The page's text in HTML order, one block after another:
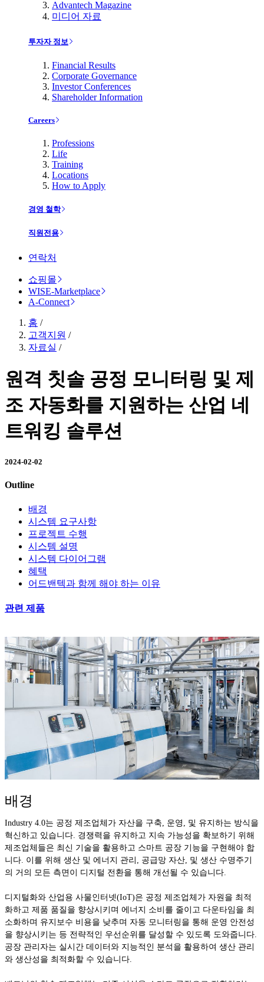
Advantech Magazine
미디어 자료
투자자 정보
Financial Results
Corporate Governance
Investor Conferences
Shareholder Information
Careers
Professions
Life
Training
Locations
How to Apply
경영 철학
직원전용
연락처
쇼핑몰
WISE-Marketplace
A-Connect
홈 /
고객지원 /
자료실 /
원격 칫솔 공정 모니터링 및 제
조 자동화를 지원하는 산업 네
트워킹 솔루션
2024-02-02
Outline
배경
시스템 요구사항
프로젝트 수행
시스템 설명
시스템 다이어그램
혜택
어드밴텍과 함께 해야 하는 이유
관련 제품
배경
Industry 4.0는 공정 제조업체가 자산을 구축, 운영, 및 유지하는 방식을
혁신하고 있습니다. 경쟁력을 유지하고 지속 가능성을 확보하기 위해
제조업체들은 최신 기술을 활용하고 스마트 공장 기능을 구현해야 합
니다. 이를 위해 생산 및 에너지 관리, 공급망 자산, 및 생산 수명주기
의 거의 모든 측면이 디지털 전환을 통해 개선될 수 있습니다.
디지털화와 산업용 사물인터넷(IoT)은 공정 제조업체가 자원을 최적
화하고 제품 품질을 향상시키며 에너지 소비를 줄이고 다운타임을 최
소화하며 유지보수 비용을 낮추며 자동 모니터링을 통해 운영 안전성
을 향상시키는 등 전략적인 우선순위를 달성할 수 있도록 도와줍니다.
공장 관리자는 실시간 데이터와 지능적인 분석을 활용하여 생산 관리
와 생산성을 최적화할 수 있습니다.